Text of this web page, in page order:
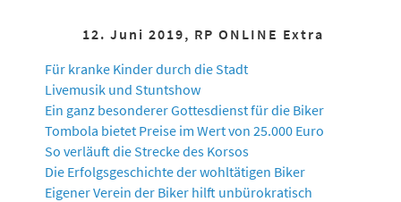
12. Juni 2019, RP ONLINE Extra
Für kranke Kinder durch die Stadt
Livemusik und Stuntshow
Ein ganz besonderer Gottesdienst für die Biker
Tombola bietet Preise im Wert von 25.000 Euro
So verläuft die Strecke des Korsos
Die Erfolgsgeschichte der wohltätigen Biker
Eigener Verein der Biker hilft unbürokratisch